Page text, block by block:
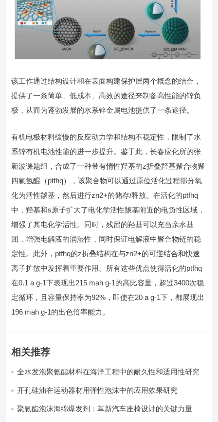
该工作通过结构设计和在表面构建保护层两个概念的结合，
提供了一条简单、低成本、高效的途径来制备高性能的锌负
极，从而为蓬勃发展的水系锌金属电池提供了一条途径。
有机电极材料缓慢的反应动力学和结构不稳定性，限制了水
系锌有机电池性能的进一步提升。鉴于此，长春应化所的张
新波课题组，合成了一种带有惰性羟基的z折叠羟基聚合物聚
四氟氢醌（ptfhq），该聚合物可以通过原位活化过程部分氧
化为活性羰基，然后进行zn2+的储存/释放。在活化的ptfhq
中，羟基和s原子扩大了电化学活性羰基附近的电负性区域，
增强了其电化学活性。同时，残留的羟基可以充当亲水基
团，增强电解液的润湿性，同时保证电解液中聚合物链的稳
定性。此外，ptfhq的z折叠结构在与zn2+的可逆结合和快速
离子扩散中发挥着重要作用。所有这些优点使得活化的ptfhq
在0.1 a g-1下表现出215 mah g-1的高比容量，超过3400次稳
定循环，且容量保持率为92%，即使在20 a g-1下，都展现出
196 mah g-1的出色倍率能力。
相关推荐
全水发泡聚氨酯材料在海洋工程中的耐久性和适用性研究
开孔硅油在运动器材用弹性泡沫中的应用效果研究
聚氨酯泡沫海绵爆发剂：革新汽车座椅设计的关键力量​